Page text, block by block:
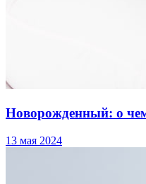
Новорожденный: о
13 мая 2024